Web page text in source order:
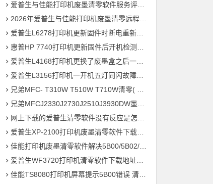
爱普生与佳能打印机废墨清零软件服务评测：四大品牌独立解析
2026年爱普生与佳能打印机废墨清零远程维修服务评测：四大品牌独立解析
爱普生L6278打印机更新固件时断电重新开机后一直提示Recovery Mode故障
惠普HP 7740打印机更新固件后开机检测到非HP芯片刷机降级解决教程
爱普生L4168打印机更换了废墨盒之后一开机提示202604故障代码维修
爱普生L3156打印机一开机五灯同闪故障远程维修
兄弟MFC- T310W T510W T710W清零( 墨水回收盒已满，将满或设备故障46 )
兄弟MFCJ2330J2730J2510J3930DW墨水国收盒已满清零教程
网上下载的爱普生清零软件没有反应是怎么回事 ?
爱普生XP-2100打印机废墨清零软件下载及使用方法
佳能打印机废墨清零软件解决5B00/5B02/1700故障
爱普生WF3720打印机清零软件下载地址大全
佳能TS8080打印机屏幕提示5B00错误 清零快速解决问题